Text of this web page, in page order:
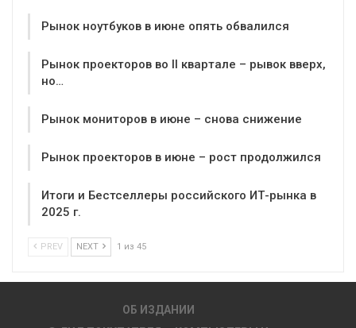
Рынок ноутбуков в июне опять обвалился
Рынок проекторов во II квартале – рывок вверх,
но…
Рынок мониторов в июне – снова снижение
Рынок проекторов в июне – рост продолжился
Итоги и Бестселлеры российского ИТ-рынка в
2025 г.
PREV NEXT 1 из 45
ОБ ИЗДАНИИ